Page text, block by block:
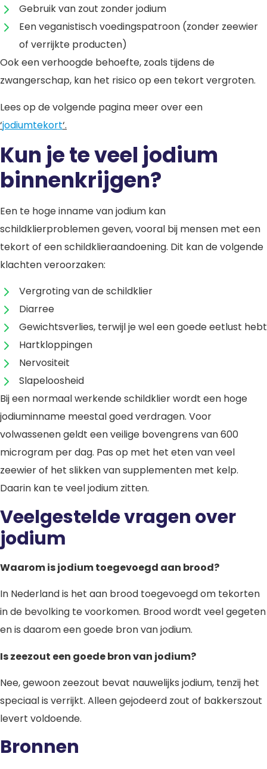
Gebruik van zout zonder jodium
Een veganistisch voedingspatroon (zonder zeewier
of verrijkte producten)
Ook een verhoogde behoefte, zoals tijdens de
zwangerschap, kan het risico op een tekort vergroten.
Lees op de volgende pagina meer over een
‘jodiumtekort‘.
Kun je te veel jodium
binnenkrijgen?
Een te hoge inname van jodium kan
schildklierproblemen geven, vooral bij mensen met een
tekort of een schildklieraandoening. Dit kan de volgende
klachten veroorzaken:
Vergroting van de schildklier
Diarree
Gewichtsverlies, terwijl je wel een goede eetlust hebt
Hartkloppingen
Nervositeit
Slapeloosheid
Bij een normaal werkende schildklier wordt een hoge
jodiuminname meestal goed verdragen. Voor
volwassenen geldt een veilige bovengrens van 600
microgram per dag. Pas op met het eten van veel
zeewier of het slikken van supplementen met kelp.
Daarin kan te veel jodium zitten.
Veelgestelde vragen over
jodium
Waarom is jodium toegevoegd aan brood?
In Nederland is het aan brood toegevoegd om tekorten
in de bevolking te voorkomen. Brood wordt veel gegeten
en is daarom een goede bron van jodium.
Is zeezout een goede bron van jodium?
Nee, gewoon zeezout bevat nauwelijks jodium, tenzij het
speciaal is verrijkt. Alleen gejodeerd zout of bakkerszout
levert voldoende.
Bronnen